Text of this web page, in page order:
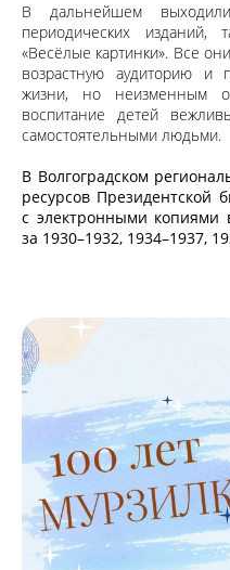
В дальнейшем
периодических изданий,
«Весёлые картинки». Все
возрастную аудиторию и
жизни, но неизменным
воспитание детей
самостоятельными людьми.
В Волгоградском
ресурсов Президентской
с электронными копиями
за 1930–1932, 1934–1937,